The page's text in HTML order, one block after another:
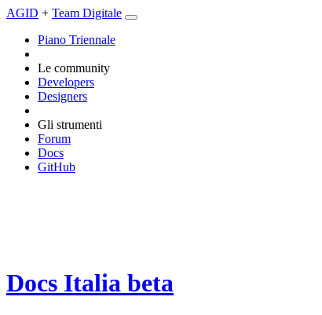
AGID + Team Digitale
Piano Triennale
Le community
Developers
Designers
Gli strumenti
Forum
Docs
GitHub
Docs Italia beta